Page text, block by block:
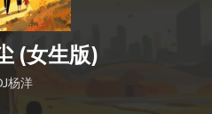
(女生版)
杨洋